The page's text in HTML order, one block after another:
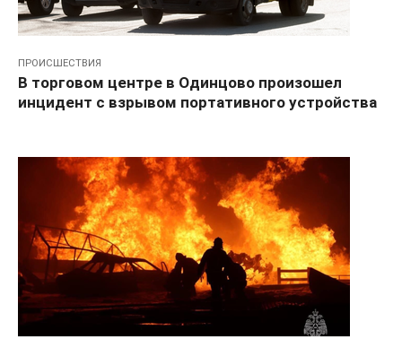
ПРОИСШЕСТВИЯ
В торговом центре в Одинцово произошел
инцидент с взрывом портативного устройства